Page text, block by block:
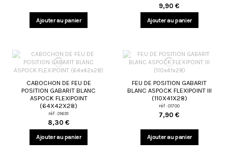
Ajouter au panier
9,90 €
Ajouter au panier
CABOCHON DE FEU DE
POSITION GABARIT BLANC
ASPOCK FLEXIPOINT
(64X42X28)
réf : 01691
8,30 €
Ajouter au panier
FEU DE POSITION GABARIT
BLANC ASPOCK FLEXIPOINT III
(110X41X28)
réf : 01700
7,90 €
Ajouter au panier